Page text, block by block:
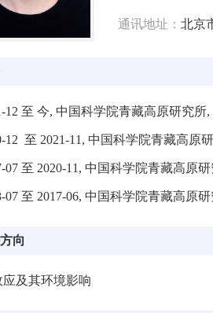
通讯地址： 北京
12 至 今, 中国科学院青藏高原研究
12 至 2021-11, 中国科学院青藏高原
07 至 2020-11, 中国科学院青藏高原
07 至 2017-06, 中国科学院青藏高原
向
应及其环境影响